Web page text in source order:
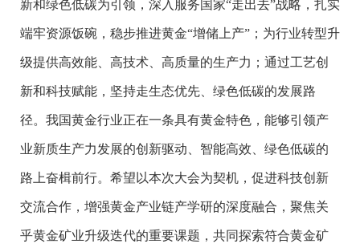
新和绿色低碳为引领，深入服务国家“走出去”战略，扎实
端牢资源饭碗，稳步推进黄金“增储上产”；为行业转型升
级提供高效能、高技术、高质量的生产力；通过工艺创
新和科技赋能，坚持走生态优先、绿色低碳的发展路
径。我国黄金行业正在一条具有黄金特色，能够引领产
业新质生产力发展的创新驱动、智能高效、绿色低碳的
路上奋楫前行。希望以本次大会为契机，促进科技创新
交流合作，增强黄金产业链产学研的深度融合，聚焦关
乎黄金矿业升级迭代的重要课题，共同探索符合黄金矿